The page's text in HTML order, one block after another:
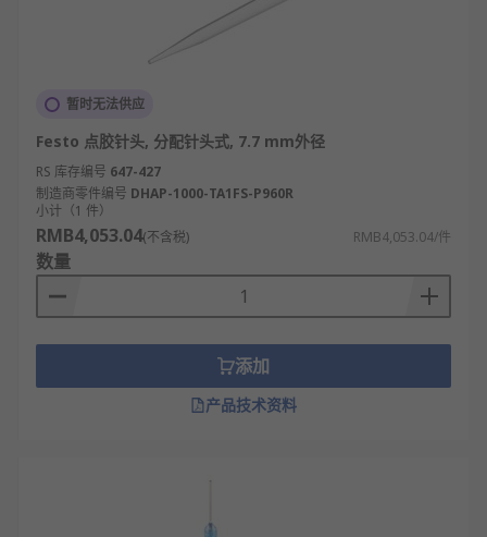
暂时无法供应
Festo 点胶针头, 分配针头式, 7.7 mm外径
RS 库存编号 647-427
制造商零件编号 DHAP-1000-TA1FS-P960R
小计（1 件）
RMB4,053.04(不含税) RMB4,053.04/件
数量
添加
产品技术资料